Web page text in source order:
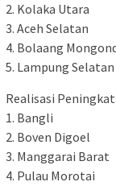
2. Kolaka Utara
3. Aceh Selatan
4. Bolaang
5. Lampung Selatan
Realisasi
1. Bangli
2. Boven Digoel
3. Manggarai Barat
4. Pulau Morotai